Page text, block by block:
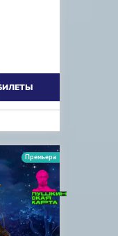
Премьера